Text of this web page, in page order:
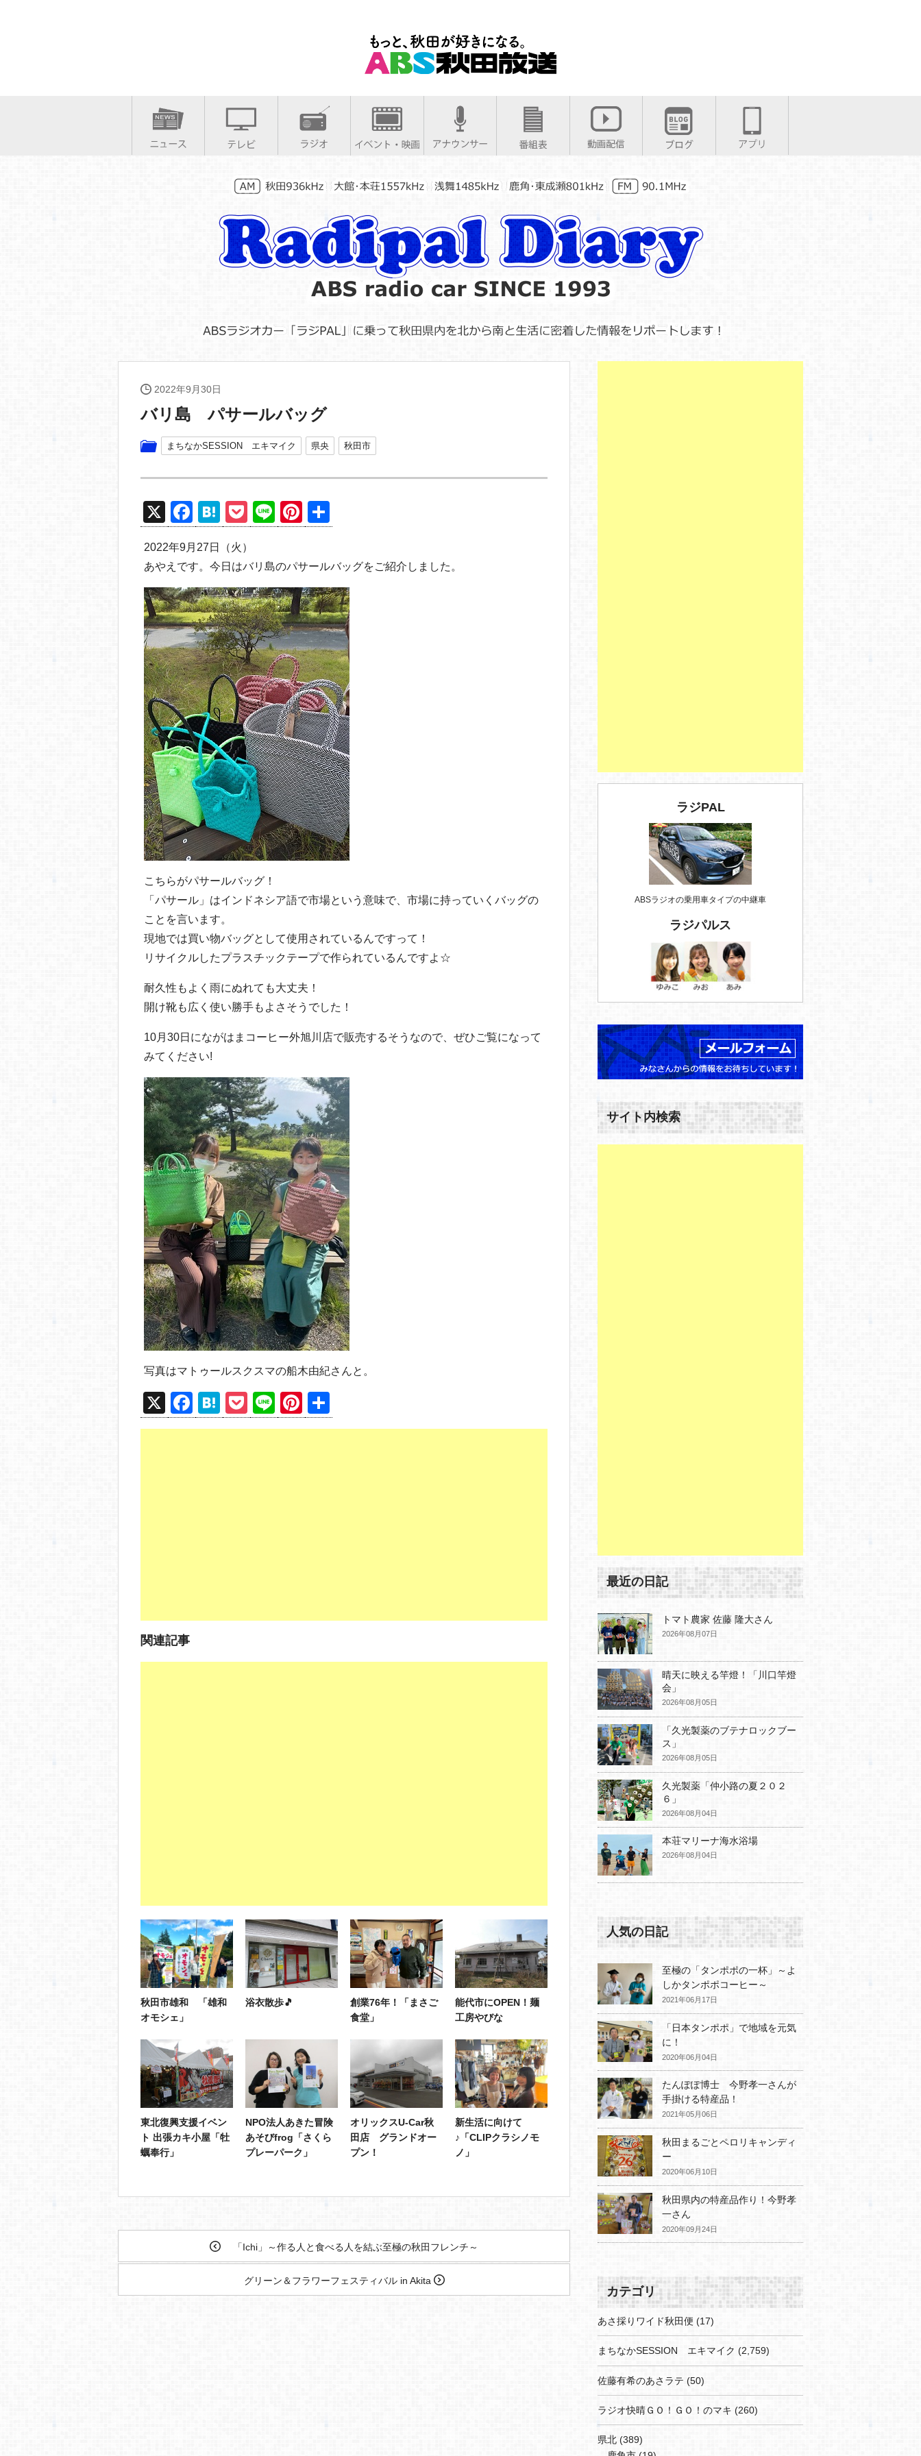
2022年9月30日
バリ島 パサールバッグ
まちなかSESSION エキマイク 県央 秋田市
X
F
a
c
e
b
o
o
k
H
at
e
n
a
P
o
ck
et
Li
n
e
Pi
nt
er
e
st
有
2022年9月27日（火）
あやえです。今日はバリ島のパサールバッグをご紹介しました。
こちらがパサールバッグ！
「パサール」はインドネシア語で市場という意味で、市場に持っていくバッグの
ことを言います。
現地では買い物バッグとして使用されているんですって！
リサイクルしたプラスチックテープで作られているんですよ☆
耐久性もよく雨にぬれても大丈夫！
開け靴も広く使い勝手もよさそうでした！
10月30日にながはまコーヒー外旭川店で販売するそうなので、ぜひご覧になって
みてください!
写真はマトゥールスクスマの船木由紀さんと。
X
F
a
H
at
P
o
Li
n
Pi
nt 有
関連記事
秋田市雄和 「雄和
オモシェ」
浴衣散歩🎵
創業76年！「まさご
食堂」
能代市にOPEN！麺
工房やびな
東北復興支援イベン
ト 出張カキ小屋「牡
蠣奉行」
NPO法人あきた冒険
あそびfrog「さくら
プレーパーク」
オリックスU-Car秋
田店 グランドオー
プン！
新生活に向けて
♪「CLIPクラシノモ
ノ」
「Ichi」～作る人と食べる人を結ぶ至極の秋田フレンチ～
グリーン＆フラワーフェスティバル in Akita
ラジPAL
ABSラジオの乗用車タイプの中継車
ラジパルス
サイト内検索
最近の日記
トマト農家 佐藤 隆大さん
2026年08月07日
晴天に映える竿燈！「川口竿燈
会」
2026年08月05日
「久光製薬のブテナロックブー
ス」
2026年08月05日
久光製薬「仲小路の夏２０２
６」
2026年08月04日
本荘マリーナ海水浴場
2026年08月04日
人気の日記
至極の「タンポポの一杯」～よ
しかタンポポコーヒー～
2021年06月17日
「日本タンポポ」で地域を元気
に！
2020年06月04日
たんぽぽ博士 今野孝一さんが
手掛ける特産品！
2021年05月06日
秋田まるごとペロリキャンディ
ー
2020年06月10日
秋田県内の特産品作り！今野孝
一さん
2020年09月24日
カテゴリ
あさ採りワイド秋田便 (17)
まちなかSESSION エキマイク (2,759)
佐藤有希のあさラテ (50)
ラジオ快晴ＧＯ！ＧＯ！のマキ (260)
県北 (389)